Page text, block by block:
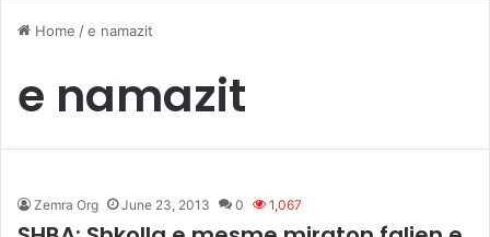
Home /e namazit
e namazit
Zemra Org June 23, 2013 0 1,067